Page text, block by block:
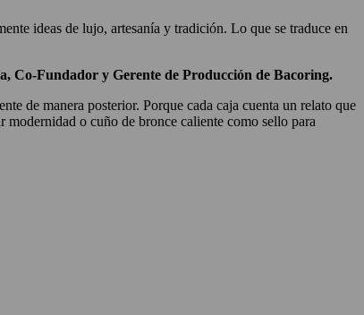
ideas de lujo, artesanía y tradición. Lo que se traduce en
Co-Fundador y Gerente de Producción de Bacoring.
de manera posterior. Porque cada caja cuenta un relato que
modernidad o cuño de bronce caliente como sello para